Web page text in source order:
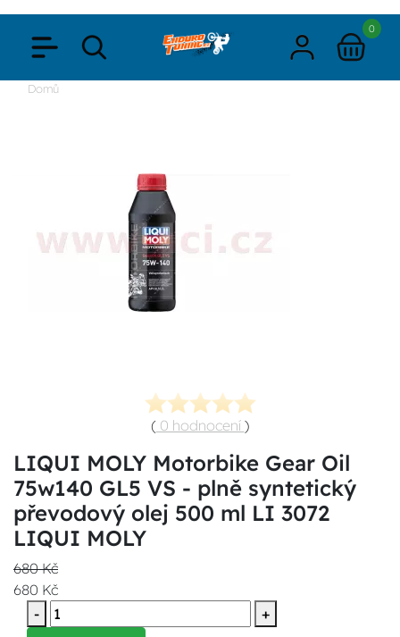
0
Domů
( 0 hodnocení )
LIQUI MOLY Motorbike Gear Oil
75w140 GL5 VS - plně syntetický
převodový olej 500 ml LI 3072
LIQUI MOLY
680 Kč
680 Kč
-
+